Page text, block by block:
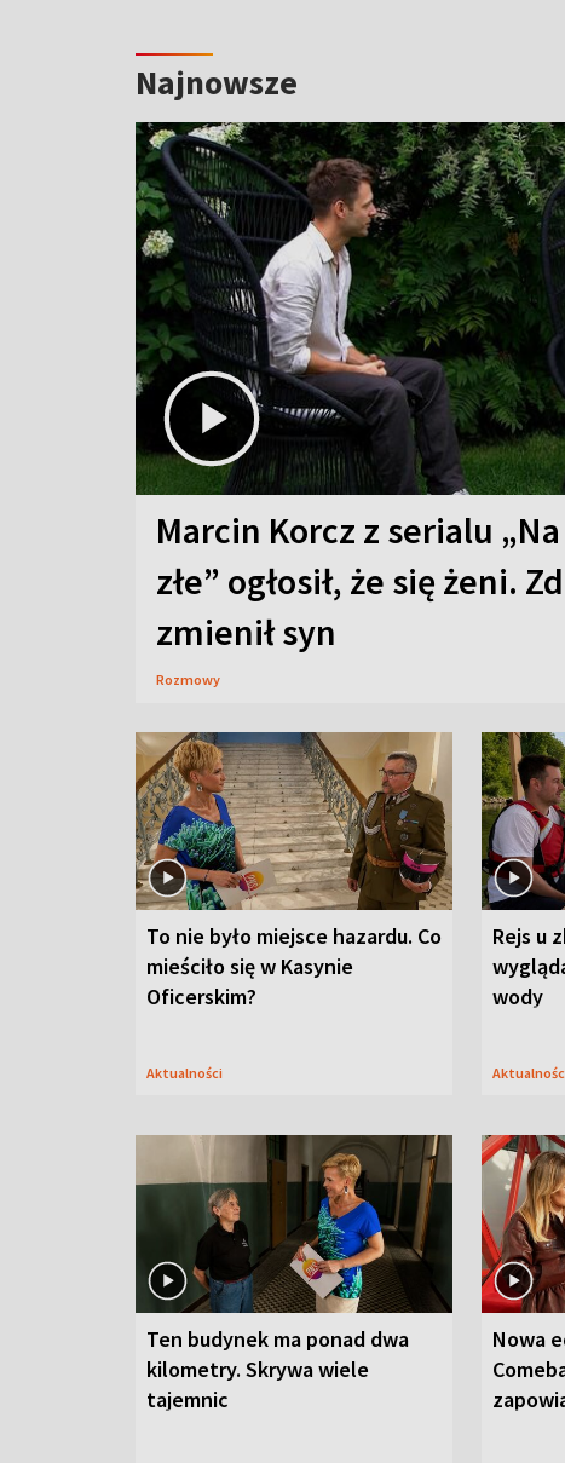
Najnowsze
Marcin Korcz z serialu
złe” ogłosił, że się żeni.
zmienił syn
Rozmowy
To nie było miejsce hazardu. Co
mieściło się w Kasynie
Oficerskim?
Aktualności
Rejs u
wody
Ten budynek ma ponad dwa
kilometry. Skrywa wiele
tajemnic
Nowa